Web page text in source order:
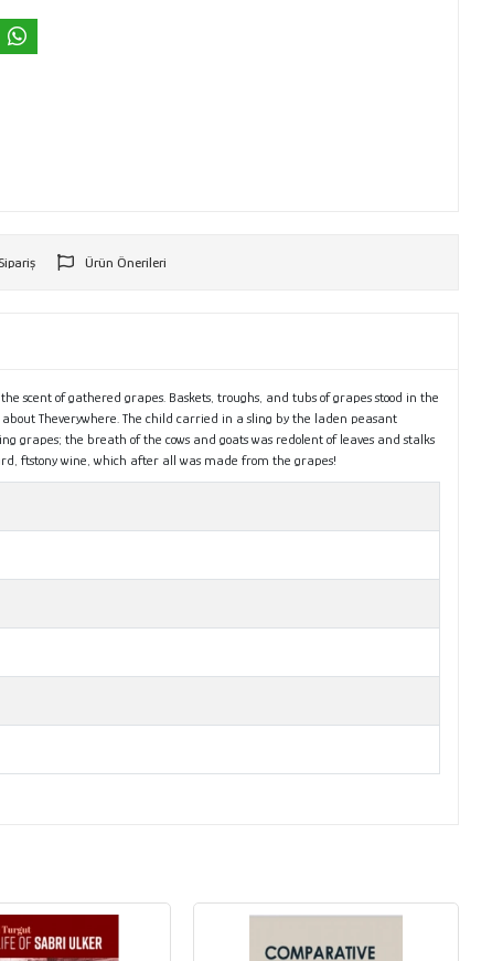
Ürün Önerileri
scent of gathered grapes. Baskets, troughs, and tubs of grapes stood in the
Theverywhere. The child carried in a sling by the laden peasant
the breath of the cows and goats was redolent of leaves and stalks
ftstony wine, which after all was made from the grapes!